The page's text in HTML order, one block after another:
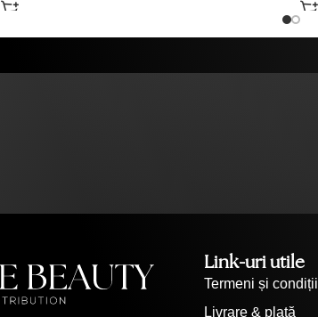
Link-uri utile
Termeni și condiții
Livrare & plată